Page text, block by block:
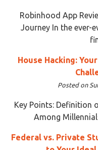
Robinhood App
Journey In the ever-
House Hacking:
Posted on
Key Points: Definition
Among
Federal vs. Private